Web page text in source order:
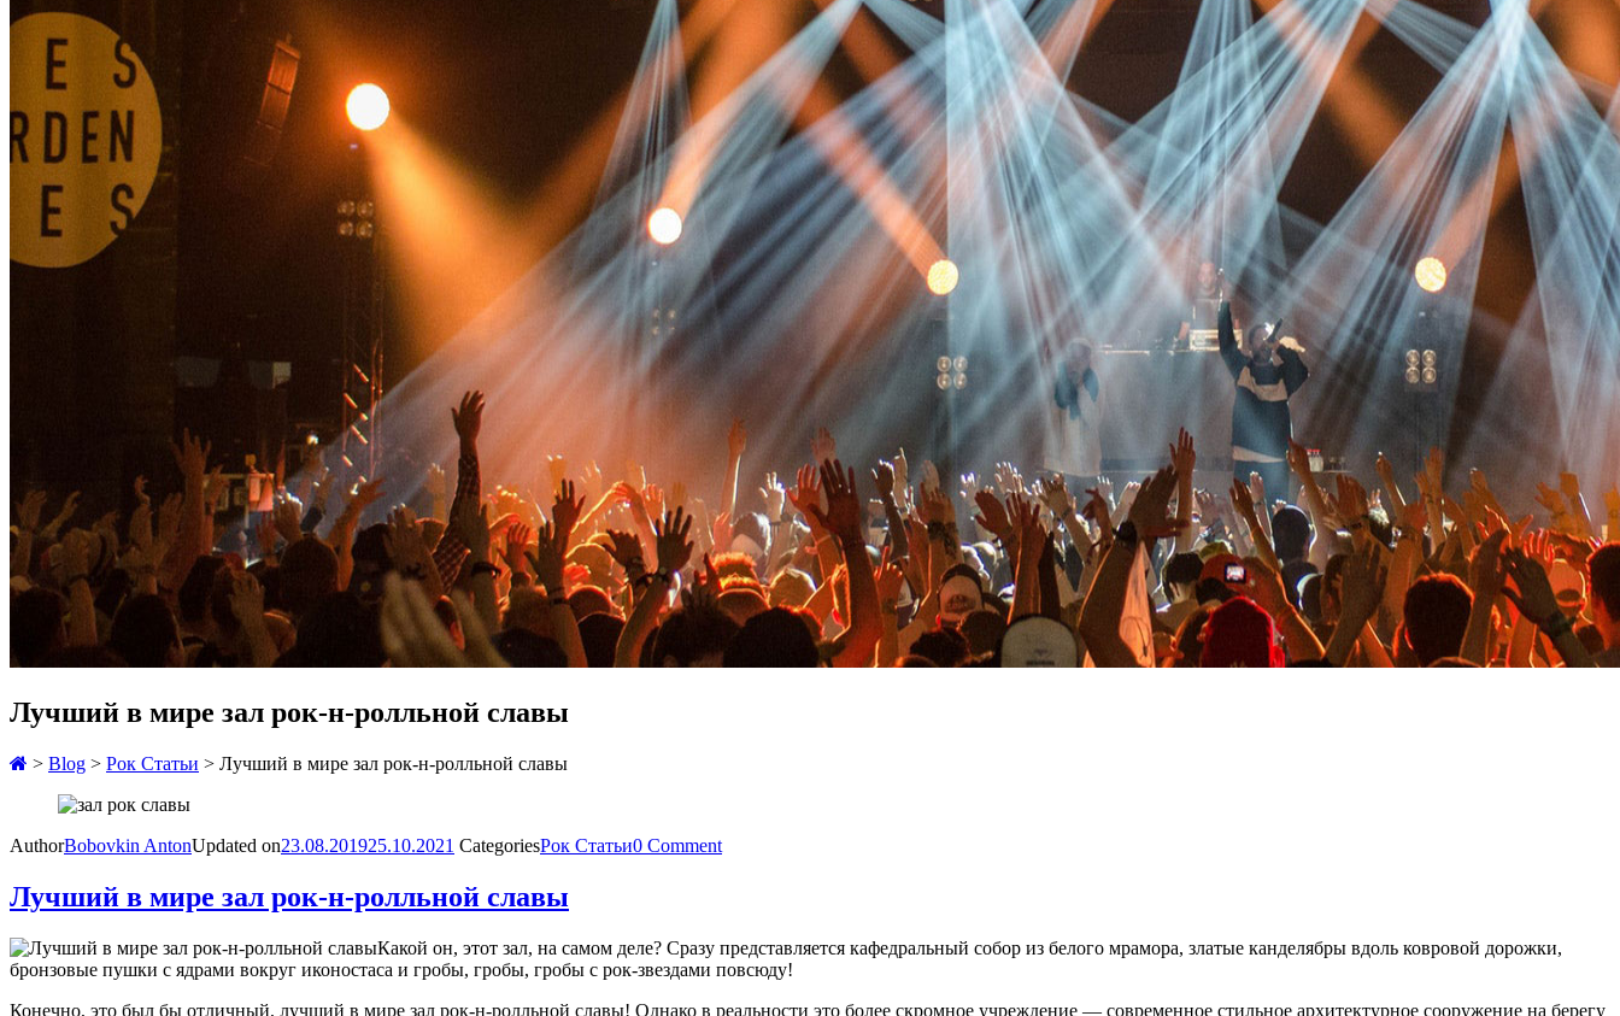
Лучший в мире зал рок-н-ролльной славы
> Blog > Рок Статьи > Лучший в мире зал рок-н-ролльной славы
AuthorBobovkin AntonUpdated on23.08.201925.10.2021 CategoriesРок Статьи0 Comment
Лучший в мире зал рок-н-ролльной славы
Какой он, этот зал, на самом деле? Сразу представляется кафедральный собор из белого мрамора, златые канделябры вдоль ковровой дорожки,
бронзовые пушки с ядрами вокруг иконостаса и гробы, гробы, гробы с рок-звездами повсюду!
Конечно, это был бы отличный, лучший в мире зал рок-н-ролльной славы! Однако в реальности это более скромное учреждение — современное стильное архитектурное сооружение на берегу